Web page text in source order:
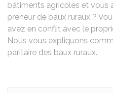
bâtiments agricoles et vous
preneur de baux ruraux ?
avez en conflit avec le
Nous vous expliquons
paritaire des baux ruraux.